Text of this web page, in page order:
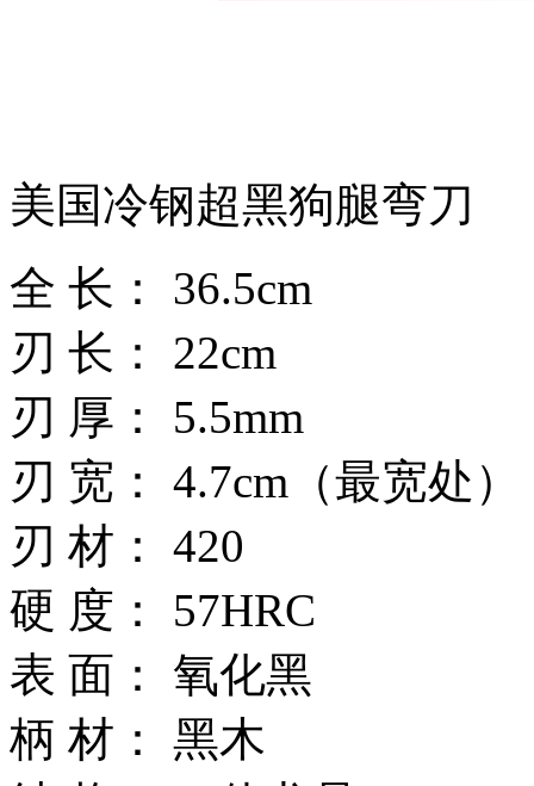
美国冷钢超黑狗腿弯刀
全 长： 36.5cm
刃 长： 22cm
刃 厚： 5.5mm
刃 宽： 4.7cm（最宽处）
刃 材： 420
硬 度： 57HRC
表 面： 氧化黑
柄 材： 黑木